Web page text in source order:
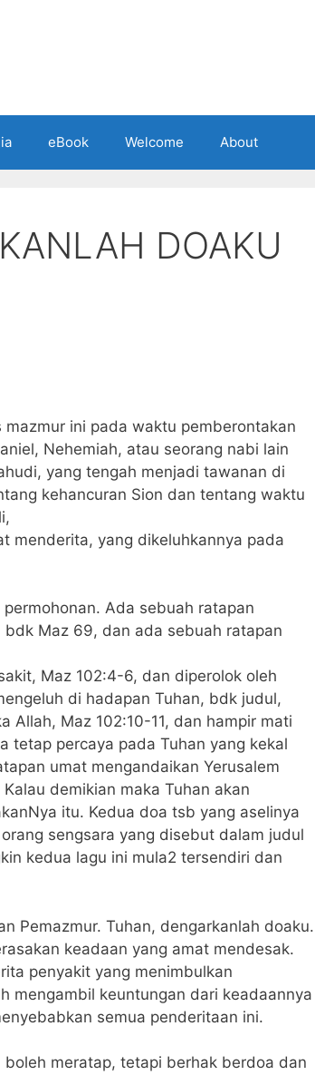
eBook Welcome About
DOAKU
ini pada waktu pemberontakan
Nehemiah, atau seorang nabi lain
yang tengah menjadi tawanan di
kehancuran Sion dan tentang waktu
menderita, yang dikeluhkannya pada
Ada sebuah ratapan
Maz 69, dan ada sebuah ratapan
Maz 102:4-6, dan diperolok oleh
di hadapan Tuhan, bdk judul,
Allah, Maz 102:10-11, dan hampir mati
tetap percaya pada Tuhan yang kekal
umat mengandaikan Yerusalem
demikian maka Tuhan akan
itu. Kedua doa tsb yang aselinya
sengsara yang disebut dalam judul
kedua lagu ini mula2 tersendiri dan
Pemazmur. Tuhan, dengarkanlah doaku.
keadaan yang amat mendesak.
penyakit yang menimbulkan
mengambil keuntungan dari keadaannya
semua penderitaan ini.
meratap, tetapi berhak berdoa dan